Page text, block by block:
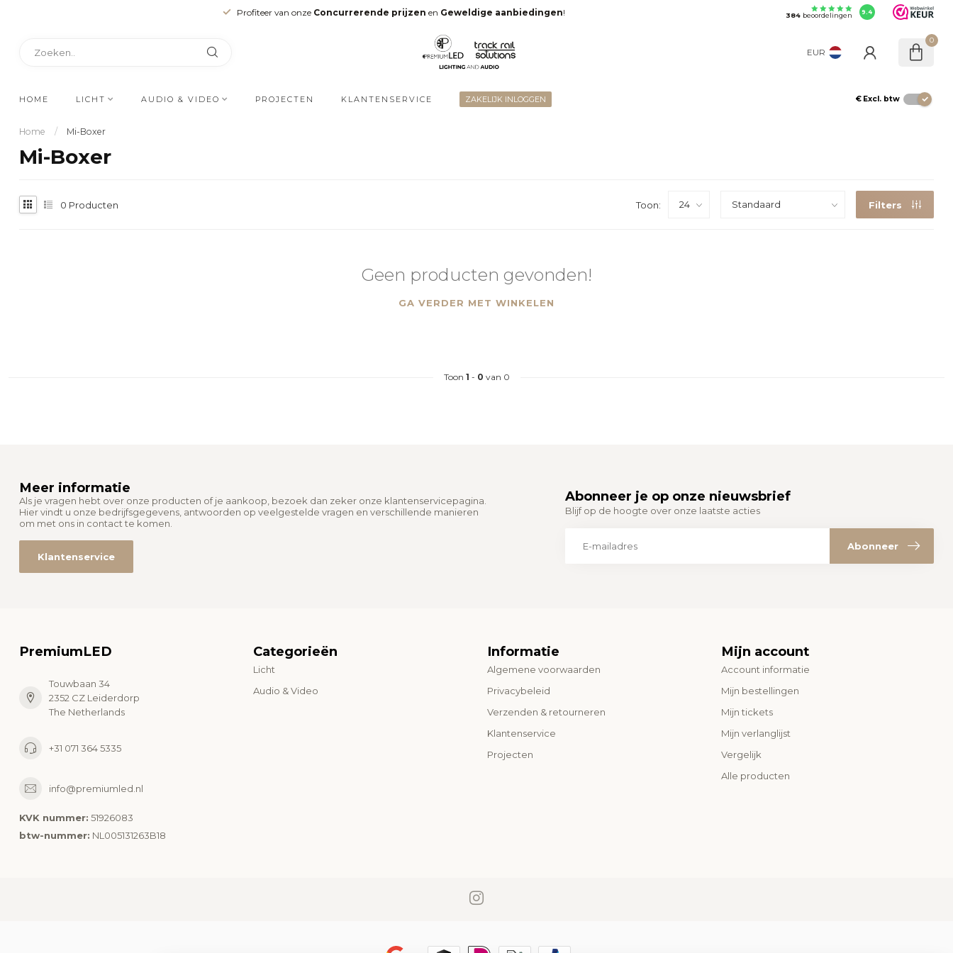
Profiteer van onze Concurrerende prijzen en Geweldige aanbiedingen! 384beoordelingen 9.4
EUR
0
HOME LICHT AUDIO & VIDEO PROJECTEN KLANTENSERVICE ZAKELIJK INLOGGEN € Excl. btw
Home / Mi-Boxer
Mi-Boxer
0 Producten Toon: Filters
Geen producten gevonden!
GA VERDER MET WINKELEN
Toon 1 - 0 van 0
Meer informatie
Als je vragen hebt over onze producten of je aankoop, bezoek dan zeker onze klantenservicepagina.
Hier vindt u onze bedrijfsgegevens, antwoorden op veelgestelde vragen en verschillende manieren
om met ons in contact te komen.
Klantenservice
Abonneer je op onze nieuwsbrief
Blijf op de hoogte over onze laatste acties
Abonneer
PremiumLED
Touwbaan 34
2352 CZ Leiderdorp
The Netherlands
+31 071 364 5335
info@premiumled.nl
KVK nummer: 51926083
btw-nummer: NL005131263B18
Categorieën
Licht
Audio & Video
Informatie
Algemene voorwaarden
Privacybeleid
Verzenden & retourneren
Klantenservice
Projecten
Mijn account
Account informatie
Mijn bestellingen
Mijn tickets
Mijn verlanglijst
Vergelijk
Alle producten